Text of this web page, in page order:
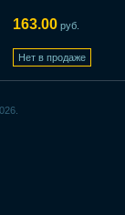
163.00 руб.
Нет в продаже